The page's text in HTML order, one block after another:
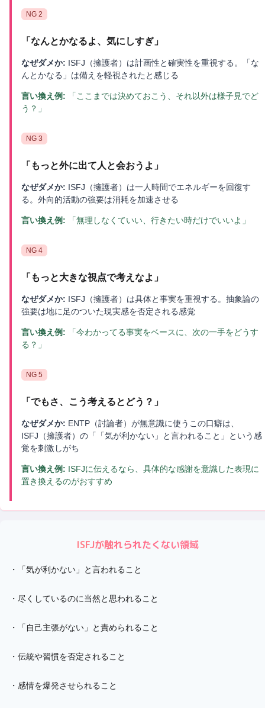
NG 2
「 なんとかなるよ、気にしすぎ 」
なぜダメか: ISFJ（擁護者）は計画性と確実性を重視する。「な
んとかなる」は備えを軽視されたと感じる
言い換え例:
「ここまでは決めておこう、それ以外は様子見でど
う？」
NG 3
「 もっと外に出て人と会おうよ 」
なぜダメか: ISFJ（擁護者）は一人時間でエネルギーを回復す
る。外向的活動の強要は消耗を加速させる
言い換え例: 「無理しなくていい、行きたい時だけでいいよ」
NG 4
「 もっと大きな視点で考えなよ 」
なぜダメか: ISFJ（擁護者）は具体と事実を重視する。抽象論の
強要は地に足のついた現実感を否定される感覚
言い換え例:
「今わかってる事実をベースに、次の一手をどうす
る？」
NG 5
「 でもさ、こう考えるとどう？ 」
なぜダメか: ENTP（討論者）が無意識に使うこの口癖は、
ISFJ（擁護者）の「「気が利かない」と言われること」という感
覚を刺激しがち
言い換え例: ISFJに伝えるなら、具体的な感謝を意識した表現に
置き換えるのがおすすめ
ISFJが触れられたくない領域
・ 「気が利かない」と言われること
・ 尽くしているのに当然と思われること
・ 「自己主張がない」と責められること
・ 伝統や習慣を否定されること
・ 感情を爆発させられること